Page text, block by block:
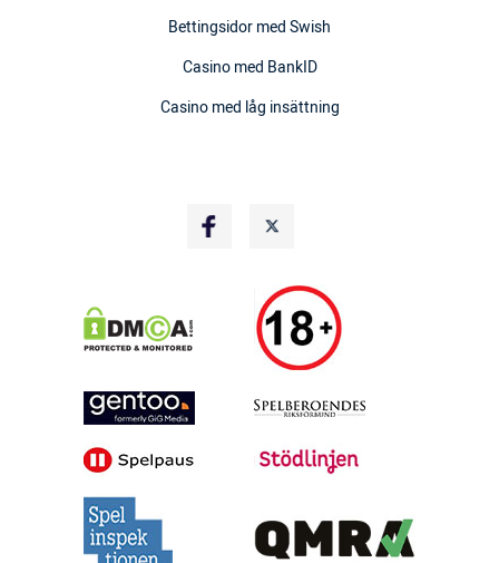
Bettingsidor med Swish
Casino med BankID
Casino med låg insättning